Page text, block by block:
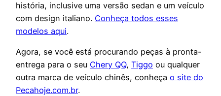
história, inclusive uma versão sedan e um veículo
com design italiano. Conheça todos esses
modelos aqui.
Agora, se você está procurando peças à pronta-
entrega para o seu Chery QQ, Tiggo ou qualquer
outra marca de veículo chinês, conheça o site do
Pecahoje.com.br.